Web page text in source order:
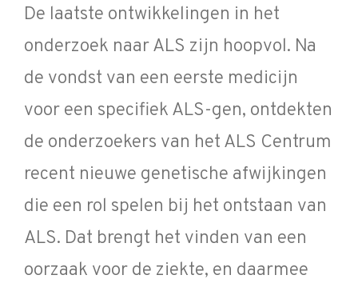
De laatste ontwikkelingen in het
onderzoek naar ALS zijn hoopvol. Na
de vondst van een eerste medicijn
voor een specifiek ALS-gen, ontdekten
de onderzoekers van het ALS Centrum
recent nieuwe genetische afwijkingen
die een rol spelen bij het ontstaan van
ALS. Dat brengt het vinden van een
oorzaak voor de ziekte, en daarmee